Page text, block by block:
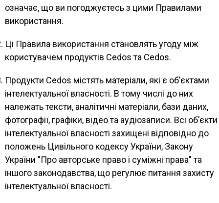
означає, що ви погоджуєтесь з цими Правилами
використання.
Ці Правила використання становлять угоду між
користувачем продуктів Cedos та Cedos.
Продукти Cedos містять матеріали, які є об’єктами
інтелектуальної власності. В тому числі до них
належать тексти, аналітичні матеріали, бази даних,
фотографії, графіки, відео та аудіозаписи. Всі об’єкти
інтелектуальної власності захищені відповідно до
положень Цивільного кодексу України, Закону
України "Про авторське право і суміжні права" та
іншого законодавства, що регулює питання захисту
інтелектуальної власності.